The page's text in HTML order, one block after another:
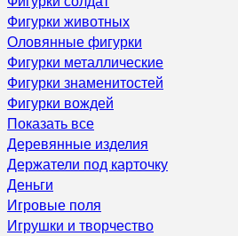
Фигурки животных
Оловянные фигурки
Фигурки металлические
Фигурки знаменитостей
Фигурки вождей
Показать все
Деревянные изделия
Держатели под карточку
Деньги
Игровые поля
Игрушки и творчество